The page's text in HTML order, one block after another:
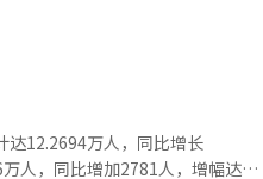
达12.2694万人，同比增长